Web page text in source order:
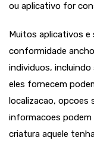
ou aplicativo for
Muitos aplicativos e
conformidade
individuos,
eles fornecem
localizacao, opcoes
informacoes podem
criatura aquele